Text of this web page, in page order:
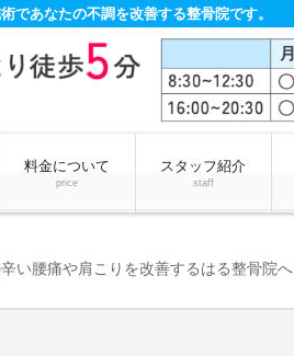
であなたの不調を改善する整骨院です。
料金について
price
スタッフ紹介
staff
い腰痛や肩こりを改善するはる整骨院へ